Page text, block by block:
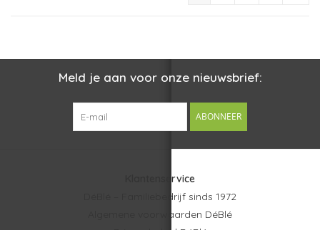
Meld je aan voor onze nieuwsbrief:
ABONNEER
Klantenservice
DéBlé – Familiebedrijf sinds 1972
Algemene voorwaarden DéBlé